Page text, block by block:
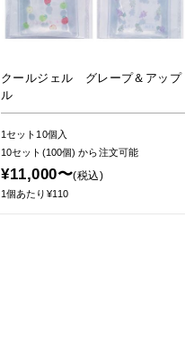
クールジェル グレープ＆アップ
ル
1セット10個入
10セット(100個)から注文可能
¥11,000〜(税込)
1個あたり¥110